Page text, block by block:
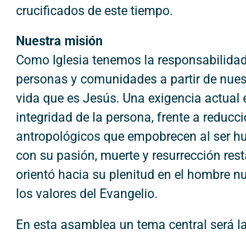
crucificados de este tiempo.
Nuestra misión
Como Iglesia tenemos la
personas y comunidades a partir de
vida que es Jesús. Una exigencia actual
integridad de la persona, frente a
antropológicos que empobrecen al ser
con su pasión, muerte y resurrección
orientó hacia su plenitud en el hombre
los valores del Evangelio.
En esta asamblea un tema central será